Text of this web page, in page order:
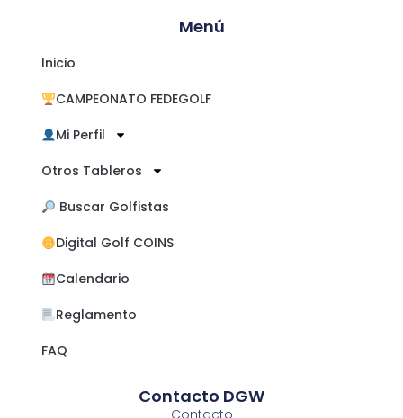
Menú
Inicio
CAMPEONATO FEDEGOLF
Mi Perfil
Otros Tableros
​ Buscar Golfistas
Digital Golf COINS
Calendario
Reglamento
FAQ
Contacto DGW